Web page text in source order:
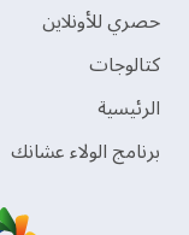
حصري للأونلاين
‫كتالوجات‬
الرئيسية
برنامج الولاء عشانك